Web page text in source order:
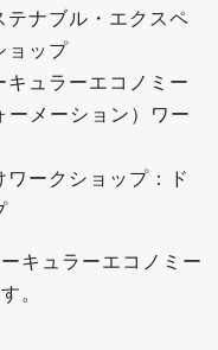
テナブル・エクスペ
ョップ
ュラーエコノミー
ーメーション）ワー
ークショップ：ド
キュラーエコノミー
。